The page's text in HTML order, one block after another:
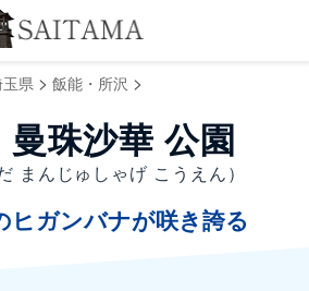
県 > 飯能・所沢 >
曼珠沙華 公園
まんじゅしゃげ こうえん）
ヒガンバナが咲き誇る